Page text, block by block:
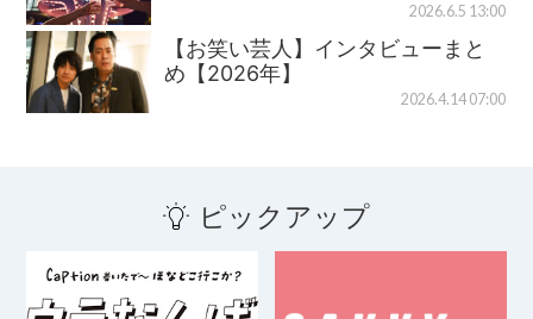
2026.6.5 13:00
【お笑い芸人】インタビューまと
め【2026年】
2026.4.14 07:00
ピックアップ